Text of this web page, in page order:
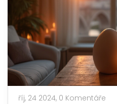
říj, 24 2024, 0 Komentáře